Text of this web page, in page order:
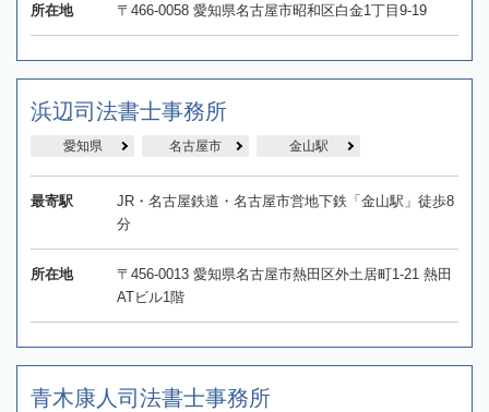
所在地 〒466-0058 愛知県名古屋市昭和区白金1丁目9-19
浜辺司法書士事務所
愛知県 名古屋市 金山駅
最寄駅
JR・名古屋鉄道・名古屋市営地下鉄「金山駅」徒歩8
分
所在地
〒456-0013 愛知県名古屋市熱田区外土居町1-21 熱田
ATビル1階
青木康人司法書士事務所